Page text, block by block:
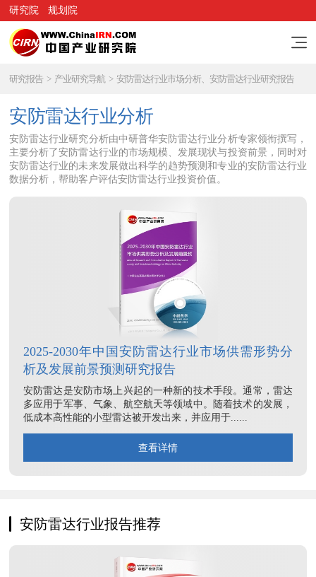
研究院 规划院
研究报告 > 产业研究导航 > 安防雷达行业市场分析、安防雷达行业研究报告
安防雷达行业分析
安防雷达行业研究分析由中研普华安防雷达行业分析专家领衔撰写，
主要分析了安防雷达行业的市场规模、发展现状与投资前景，同时对
安防雷达行业的未来发展做出科学的趋势预测和专业的安防雷达行业
数据分析，帮助客户评估安防雷达行业投资价值。
2025-2030年中国安防雷达行业市场供需形势分
析及发展前景预测研究报告
安防雷达是安防市场上兴起的一种新的技术手段。通常，雷达
多应用于军事、气象、航空航天等领域中。随着技术的发展，
低成本高性能的小型雷达被开发出来，并应用于......
查看详情
安防雷达行业报告推荐